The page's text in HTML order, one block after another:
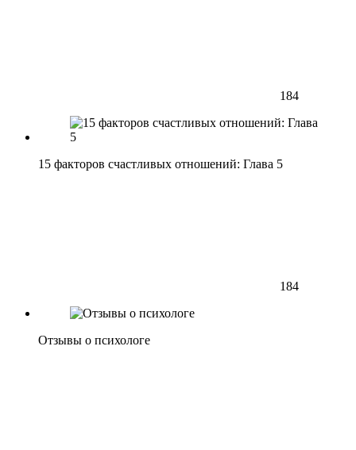
184
15 факторов счастливых отношений: Глава 5
184
Отзывы о психологе